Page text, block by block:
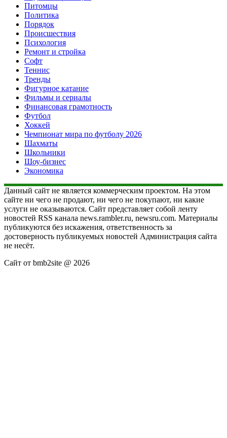
Питомцы
Политика
Порядок
Происшествия
Психология
Ремонт и стройка
Софт
Теннис
Тренды
Фигурное катание
Фильмы и сериалы
Финансовая грамотность
Футбол
Хоккей
Чемпионат мира по футболу 2026
Шахматы
Школьники
Шоу-бизнес
Экономика
Данный сайт не является коммерческим проектом. На этом
сайте ни чего не продают, ни чего не покупают, ни какие
услуги не оказываются. Сайт представляет собой ленту
новостей RSS канала news.rambler.ru, newsru.com. Материалы
публикуются без искажения, ответственность за
достоверность публикуемых новостей Администрация сайта
не несёт.
Сайт от bmb2site @ 2026